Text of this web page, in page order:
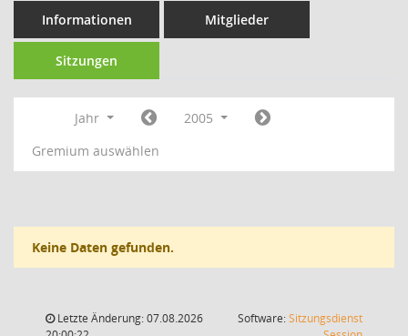
Informationen Mitglieder
Sitzungen
Jahr
2005
Gremium auswählen
Keine Daten gefunden.
Letzte Änderung: 07.08.2026
Software:Sitzungsdienst